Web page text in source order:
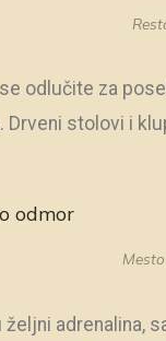
odlučite za
Drveni stolovi i
adrenalina,